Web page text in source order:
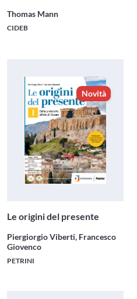
Thomas Mann
CIDEB
Novità
Le origini del presente
Piergiorgio Viberti, Francesco
Giovenco
PETRINI